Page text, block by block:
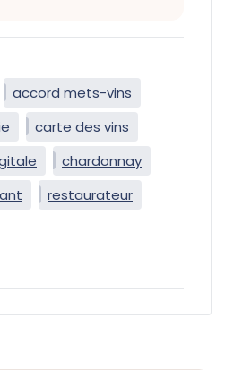
accord mets-vins
carte des vins
chardonnay
restaurateur